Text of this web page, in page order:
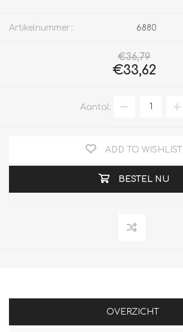
Artikelnummer:: 6880
€36,79
€33,62
Aantal:
ADD TO WISHLIST
BESTEL NU
OVERZICHT